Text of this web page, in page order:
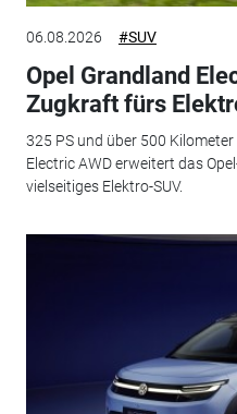
06.08.2026 #SUV
Opel Grandland
Zugkraft fürs
325 PS und über 500
Electric AWD erweitert das
vielseitiges Elektro-SUV.